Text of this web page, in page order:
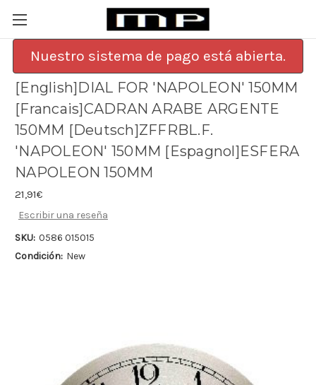
Nuestro sistema de pago está abierta.
[English]DIAL FOR 'NAPOLEON' 150MM
[Francais]CADRAN ARABE ARGENTE
150MM [Deutsch]ZFFRBL.F.
'NAPOLEON' 150MM [Espagnol]ESFERA
NAPOLEON 150MM
21,91€
Escribir una reseña
SKU: 0586 015015
Condición: New